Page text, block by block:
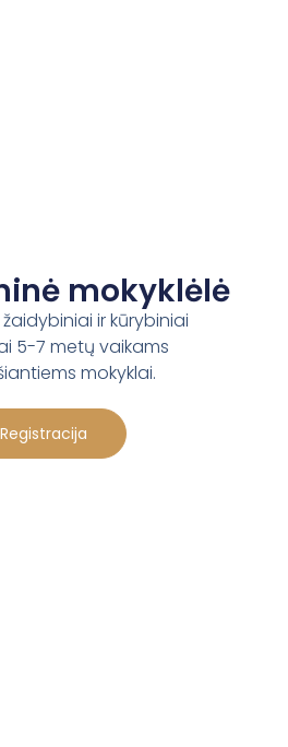
mokyklėlė
ir kūrybiniai
5-7 metų vaikams
mokyklai.
Registracija